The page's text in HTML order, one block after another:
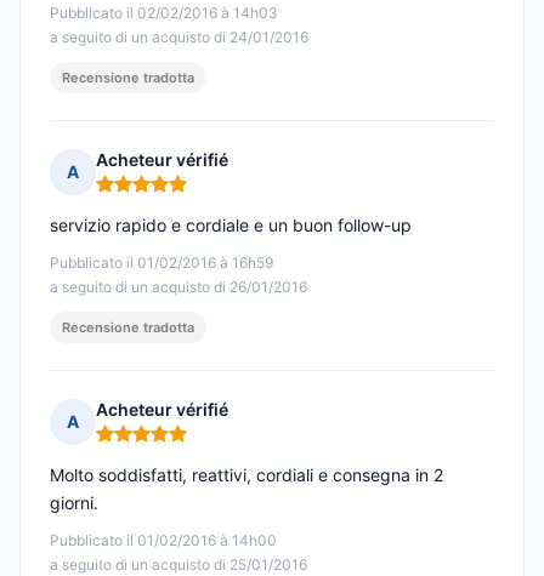
Pubblicato il 02/02/2016 à 14h03
a seguito di un acquisto di 24/01/2016
Recensione tradotta
A
Acheteur vérifié
Nota: 5 su 5
Pubblicato il 01/02/2016 à 16h59
a seguito di un acquisto di 26/01/2016
servizio rapido e cordiale e un buon follow-up
Recensione tradotta
A
Acheteur vérifié
Nota: 5 su 5
Pubblicato il 01/02/2016 à 14h00
a seguito di un acquisto di 25/01/2016
Molto soddisfatti, reattivi, cordiali e consegna in 2
giorni.